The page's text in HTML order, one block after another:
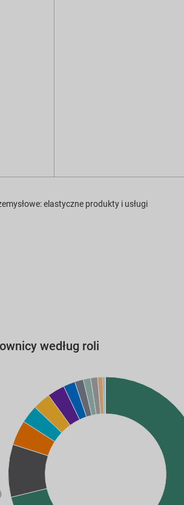
elastyczne produkty i usługi
według roli